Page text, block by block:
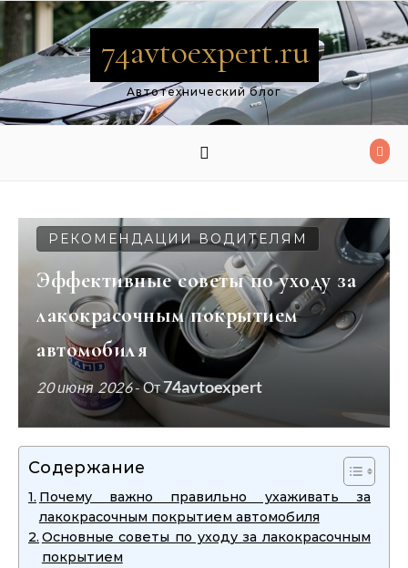
Перейти к содержимому
74avtoexpert.ru
Автотехнический блог
РЕКОМЕНДАЦИИ ВОДИТЕЛЯМ
Эффективные советы по уходу за
лакокрасочным покрытием
автомобиля
20 июня 2026- От74avtoexpert
Содержание
Почему важно правильно ухаживать за
лакокрасочным покрытием автомобиля
Основные советы по уходу за лакокрасочным
покрытием